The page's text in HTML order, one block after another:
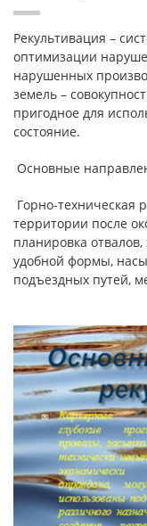
Рекультивация –
оптимизации
нарушенных
земель –
пригодное для
состояние.
Основные
Горно-техническая
территории после
планировка
удобной формы,
подъездных путей,